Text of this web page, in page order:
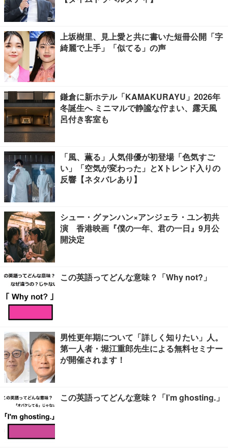
上坂樹里、見上愛と共に書いた短冊公開「字
綺麗で上手」「似てる」の声
鎌倉に新ホテル「KAMAKURAYU」2026年
冬誕生へ ミニマルで静謐な佇まい、露天風
呂付き客室も
「風、薫る」人気俳優が初登場「色気すご
い」「空気が変わった」とXトレンド入りの
反響【ネタバレあり】
シュー・グァンハン×アンジェラ・ユン初共
演 香港映画『僕の一年、君の一日』9月公
開決定
この英語ってどんな意味？「Why not?」
男性更年期について「詳しく知りたい」人。
第一人者・堀江重郎先生による無料セミナー
が開催されます！
この英語ってどんな意味？「I’m ghosting.」